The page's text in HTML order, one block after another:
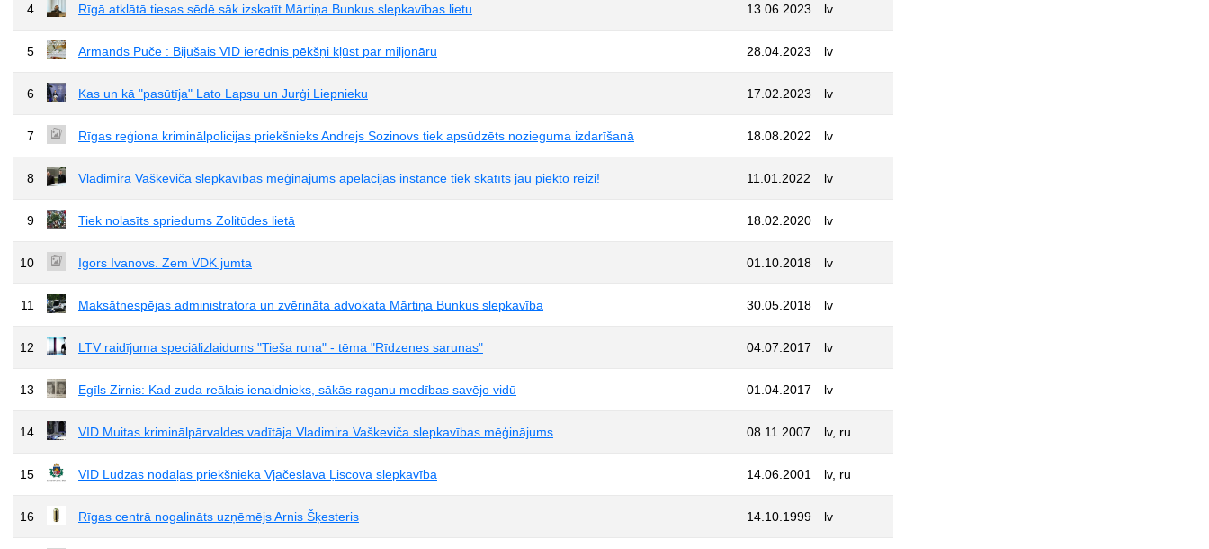
4 Rīgā atklātā tiesas sēdē sāk izskatīt Mārtiņa Bunkus slepkavības lietu 13.06.2023 lv
5 Armands Puče : Bijušais VID ierēdnis pēkšņi kļūst par miljonāru 28.04.2023 lv
6 Kas un kā "pasūtīja" Lato Lapsu un Jurģi Liepnieku 17.02.2023 lv
7 Rīgas reģiona kriminālpolicijas priekšnieks Andrejs Sozinovs tiek apsūdzēts nozieguma izdarīšanā 18.08.2022 lv
8 Vladimira Vaškeviča slepkavības mēģinājums apelācijas instancē tiek skatīts jau piekto reizi! 11.01.2022 lv
9 Tiek nolasīts spriedums Zolitūdes lietā 18.02.2020 lv
10 Igors Ivanovs. Zem VDK jumta 01.10.2018 lv
11 Maksātnespējas administratora un zvērināta advokata Mārtiņa Bunkus slepkavība 30.05.2018 lv
12 LTV raidījuma speciālizlaidums "Tieša runa" - tēma "Rīdzenes sarunas" 04.07.2017 lv
13 Egīls Zirnis: Kad zuda reālais ienaidnieks, sākās raganu medības savējo vidū 01.04.2017 lv
14 VID Muitas kriminālpārvaldes vadītāja Vladimira Vaškeviča slepkavības mēģinājums 08.11.2007 lv, ru
15 VID Ludzas nodaļas priekšnieka Vjačeslava Ļiscova slepkavība 14.06.2001 lv, ru
16 Rīgas centrā nogalināts uzņēmējs Arnis Šķesteris 14.10.1999 lv